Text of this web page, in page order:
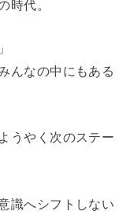
時代。
んなの中にもある
うやく次のステー
識へシフトしない